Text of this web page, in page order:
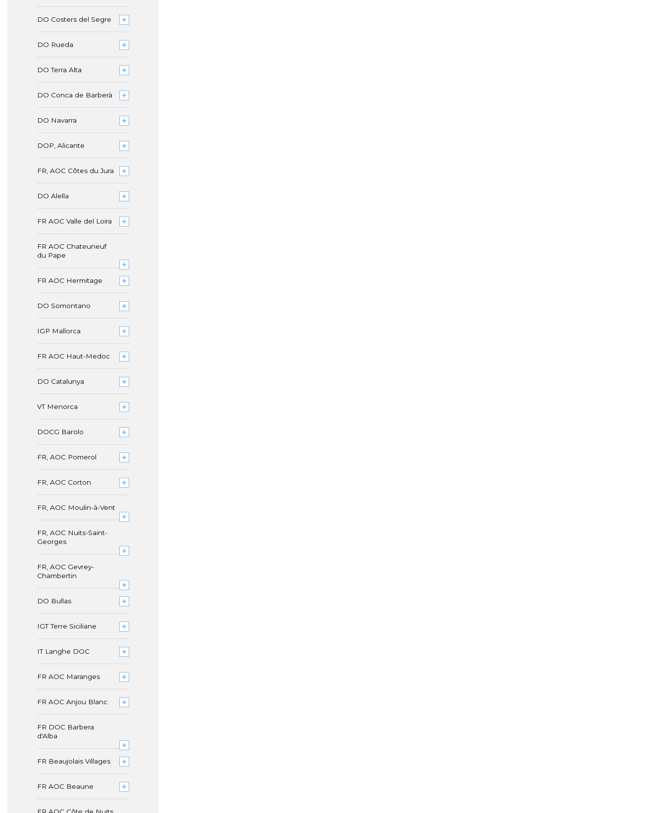
DO Costers del Segre
DO Rueda
DO Terra Alta
DO Conca de Barberà
DO Navarra
DOP, Alicante
FR, AOC Côtes du Jura
DO Alella
FR AOC Valle del Loira
FR AOC Chateuneuf
du Pape
FR AOC Hermitage
DO Somontano
IGP Mallorca
FR AOC Haut-Medoc
DO Catalunya
VT Menorca
DOCG Barolo
FR, AOC Pomerol
FR, AOC Corton
FR, AOC Moulin-à-Vent
FR, AOC Nuits-Saint-
Georges
FR, AOC Gevrey-
Chambertin
DO Bullas
IGT Terre Siciliane
IT Langhe DOC
FR AOC Maranges
FR AOC Anjou Blanc
FR DOC Barbera
d'Alba
FR Beaujolais Villages
FR AOC Beaune